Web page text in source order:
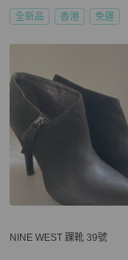
全新品 香港 免運
NINE WEST 踝靴 39號